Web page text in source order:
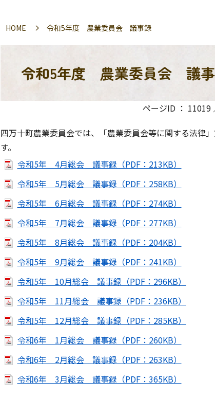
HOME 令和5年度 農業委員会 議事録
令和5年度 農業委員会 議
ページID ： 11019
四万十町農業委員会では、「農業委員会等に関する法律
す。
令和5年 4月総会 議事録（PDF：213KB）
令和5年 5月総会 議事録（PDF：258KB）
令和5年 6月総会 議事録（PDF：274KB）
令和5年 7月総会 議事録（PDF：277KB）
令和5年 8月総会 議事録（PDF：204KB）
令和5年 9月総会 議事録（PDF：241KB）
令和5年 10月総会 議事録（PDF：296KB）
令和5年 11月総会 議事録（PDF：236KB）
令和5年 12月総会 議事録（PDF：285KB）
令和6年 1月総会 議事録（PDF：260KB）
令和6年 2月総会 議事録（PDF：263KB）
令和6年 3月総会 議事録（PDF：365KB）